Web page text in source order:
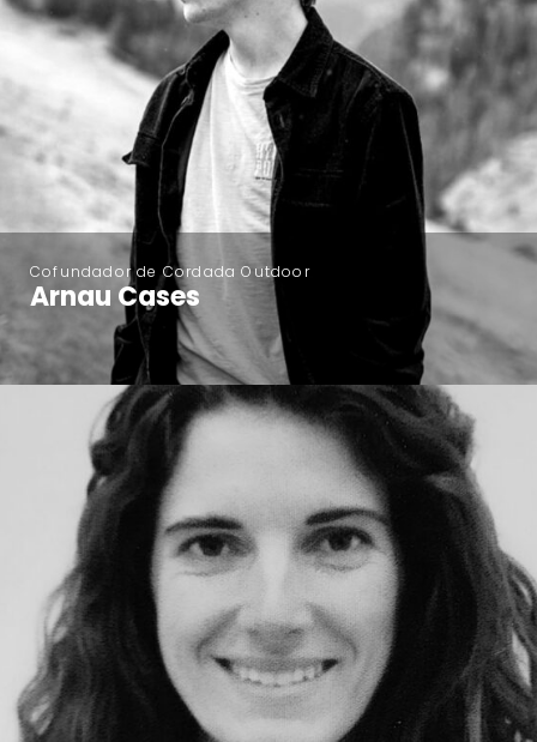
Cofundador de Cordada Outdoor
Arnau Cases